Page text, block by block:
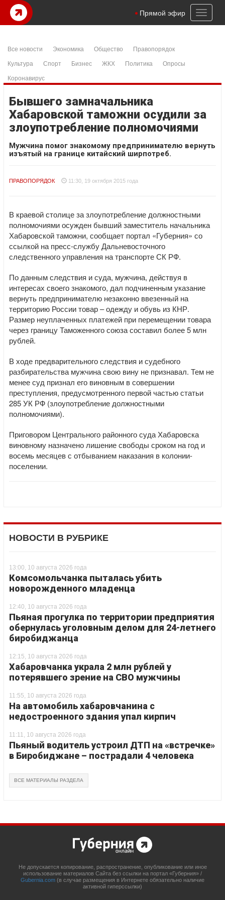
Toggle
Прямой эфир
Все новости Экономика Общество
Правопорядок
Культура
Спорт Бизнес ЖКХ Политика
Опросы
Коронавирус
Бывшего замначальника
Хабаровской таможни осудили за
злоупотребление полномочиями
Мужчина помог знакомому предпринимателю вернуть
изъятый на границе китайский ширпотреб.
ПРАВОПОРЯДОК 11:30, 19 октября 2015 года
В краевой столице за злоупотребление должностными
полномочиями осужден бывший заместитель начальника
Хабаровской таможни, сообщает портал «Губерния» со
ссылкой на пресс-службу Дальневосточного
следственного управления на транспорте СК РФ.
По данным следствия и суда, мужчина, действуя в
интересах своего знакомого, дал подчиненным указание
вернуть предпринимателю незаконно ввезенный на
территорию России товар – одежду и обувь из КНР.
Размер неуплаченных платежей при перемещении товара
через границу Таможенного союза составил более 5 млн
рублей.
В ходе предварительного следствия и судебного
разбирательства мужчина свою вину не признавал. Тем не
менее суд признал его виновным в совершении
преступления, предусмотренного первой частью статьи
285 УК РФ (злоупотребление должностными
полномочиями).
Приговором Центрального районного суда Хабаровска
виновному назначено лишение свободы сроком на год и
восемь месяцев с отбыванием наказания в колонии-
поселении.
НОВОСТИ В РУБРИКЕ
13:00, 10 августа 2026 года
Комсомольчанка пыталась убить
новорожденного младенца
12:40, 10 августа 2026 года
Пьяная прогулка по территории предприятия
обернулась уголовным делом для 24-летнего
биробиджанца
12:15, 10 августа 2026 года
Хабаровчанка украла 2 млн рублей у
потерявшего зрение на СВО мужчины
11:55, 10 августа 2026 года
На автомобиль хабаровчанина с
недостроенного здания упал кирпич
11:11, 10 августа 2026 года
Пьяный водитель устроил ДТП на «встречке»
в Биробиджане – пострадали 4 человека
ВСЕ МАТЕРИАЛЫ РАЗДЕЛА
Не допускается копирование, распространение, опубликование или иное
использование материалов Сайта без ссылки на портал «Губерния» /
Gubernia.com (в случае размещения в Интернете обязательно наличие
активной гиперссылки)